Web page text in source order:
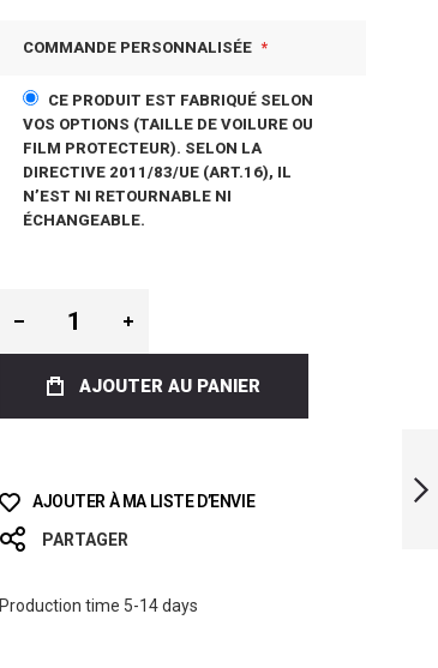
COMMANDE PERSONNALISÉE
CE PRODUIT EST FABRIQUÉ SELON
VOS OPTIONS (TAILLE DE VOILURE OU
FILM PROTECTEUR). SELON LA
DIRECTIVE 2011/83/UE (ART.16), IL
N’EST NI RETOURNABLE NI
ÉCHANGEABLE.
AJOUTER AU PANIER
AJOUTER À MA LISTE D’ENVIE
PARTAGER
Production time 5-14 days